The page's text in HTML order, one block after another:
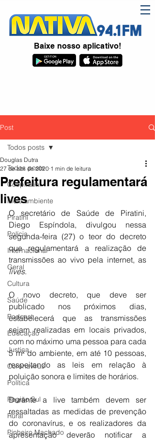
Baixe nosso aplicativo!
Post
Todos posts
Coopiratini
Meio ambiente
Piratini
Polícia
Internacional
Geral
Cultura
Saúde
Podcast
Educação
Justiça
Coronavírus
Política
Região Sul
Rural
Pinheiro Machado
Todos posts
Prefeitura regulamentará
lives
Douglas Dutra
27 de abr. de 2020 1 min de leitura
O secretário de Saúde de Piratini,
Diego Espíndola, divulgou nessa
segunda-feira (27) o teor do decreto
que regulamentará a realização de
lives.
O novo decreto, que deve ser
publicado nos próximos dias,
estabelecerá que as transmissões
sejam realizadas em locais privados,
com no máximo uma pessoa para cada
5 m² do ambiente, em até 10 pessoas,
respeitando as leis em relação à
poluição sonora e limites de horários.
Durante a live também devem ser
ressaltadas as medidas de prevenção
do coronavírus, e os realizadores da
apresentação deverão notificar a